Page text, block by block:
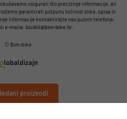
proizvodi
osigurati što preciznije informacije, ali
garantirati potpunu točnost slika, opisa ili
informacije kontaktirajte nas putem telefona:
e-maila: bicikli@bim-bike.hr.
© Bim-bike